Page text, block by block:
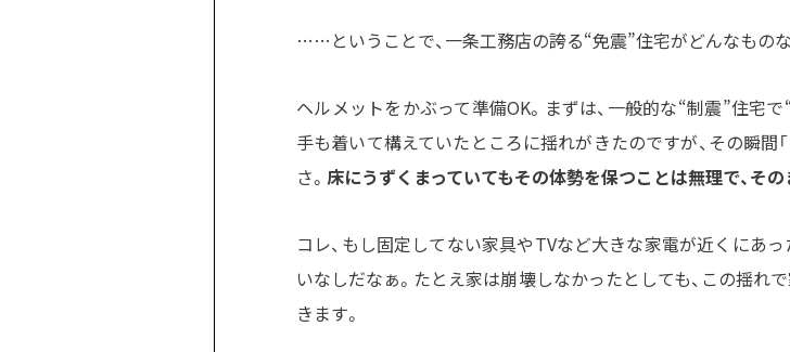
……ということで、一条工務店の誇る“免震”住宅がどんなもの
ヘルメットをかぶって準備OK。まずは、一般的な“制震”住宅
手も着いて構えていたところに揺れがきたのですが、その瞬間「
さ。 床にうずくまっていてもその体勢を保つことは無理で、そ
コレ、もし固定してない家具やTVなど大きな家電が近くにあ
いなしだなぁ。たとえ家は崩壊しなかったとしても、この揺れ
きます。